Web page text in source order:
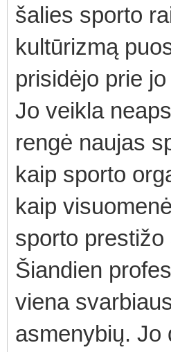
šalies sporto
kultūrizmą
prisidėjo prie
Jo veikla
rengė naujas
kaip sporto
kaip
sporto prestižo
Šiandien
viena
asmenybių. Jo